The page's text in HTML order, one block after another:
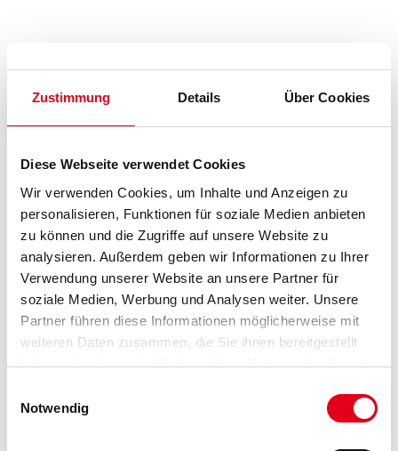
Zustimmung Details Über Cookies
Diese Webseite verwendet Cookies
Wir verwenden Cookies, um Inhalte und Anzeigen zu
personalisieren, Funktionen für soziale Medien anbieten
zu können und die Zugriffe auf unsere Website zu
analysieren. Außerdem geben wir Informationen zu Ihrer
Verwendung unserer Website an unsere Partner für
soziale Medien, Werbung und Analysen weiter. Unsere
Partner führen diese Informationen möglicherweise mit
weiteren Daten zusammen, die Sie ihnen bereitgestellt
haben oder die sie im Rahmen Ihrer Nutzung der Dienste
Notwendig
Produkteigenschaft
Zur Abhängung für Decken-Unterkonstruktionen in Verbindung mit
Noniusunterteil. Lochung 500 mm.
ZUSATZINFOS
GEFAHRENHINWEISE
DATENBLÄTTER